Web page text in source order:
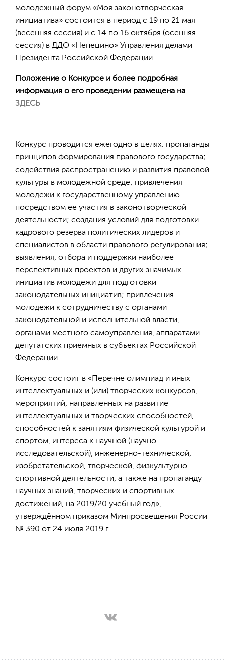
молодежный форум «Моя законотворческая
инициатива» состоится в период с 19 по 21 мая
(весенняя сессия) и с 14 по 16 октября (осенняя
сессия) в ДДО «Непецино» Управления делами
Президента Российской Федерации.
Положение о Конкурсе и более подробная
информация о его проведении размещена на
ЗДЕСЬ
Конкурс проводится ежегодно в целях: пропаганды
принципов формирования правового государства;
содействия распространению и развития правовой
культуры в молодежной среде; привлечения
молодежи к государственному управлению
посредством ее участия в законотворческой
деятельности; создания условий для подготовки
кадрового резерва политических лидеров и
специалистов в области правового регулирования;
выявления, отбора и поддержки наиболее
перспективных проектов и других значимых
инициатив молодежи для подготовки
законодательных инициатив; привлечения
молодежи к сотрудничеству с органами
законодательной и исполнительной власти,
органами местного самоуправления, аппаратами
депутатских приемных в субъектах Российской
Федерации.
Конкурс состоит в «Перечне олимпиад и иных
интеллектуальных и (или) творческих конкурсов,
мероприятий, направленных на развитие
интеллектуальных и творческих способностей,
способностей к занятиям физической культурой и
спортом, интереса к научной (научно-
исследовательской), инженерно-технической,
изобретательской, творческой, физкультурно-
спортивной деятельности, а также на пропаганду
научных знаний, творческих и спортивных
достижений, на 2019/20 учебный год»,
утверждённом приказом Минпросвещения России
№ 390 от 24 июля 2019 г.